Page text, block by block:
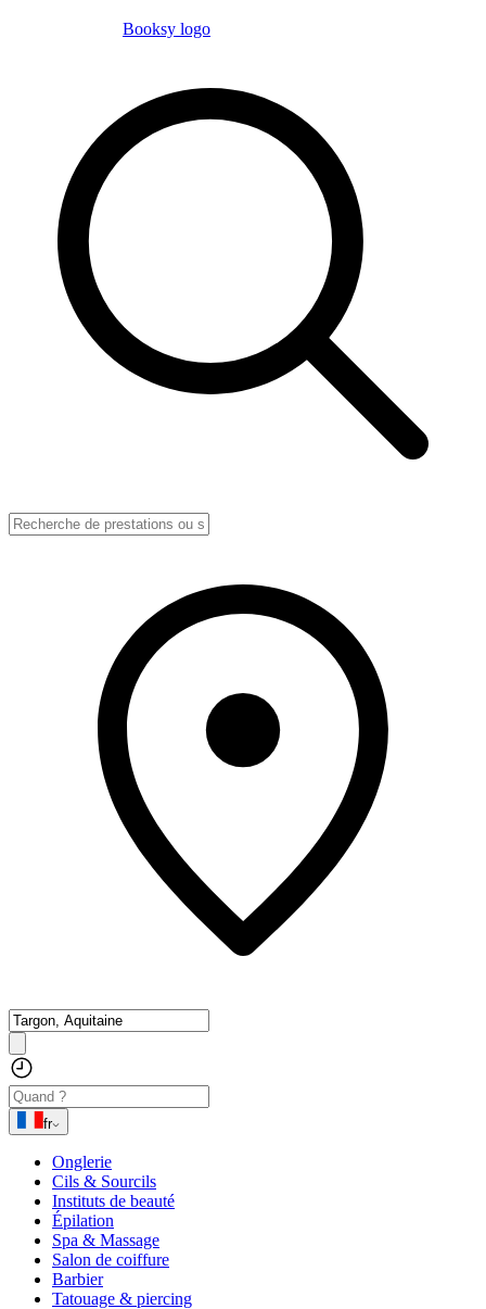
Booksy logo
fr
Onglerie
Cils & Sourcils
Instituts de beauté
Épilation
Spa & Massage
Salon de coiffure
Barbier
Tatouage & piercing